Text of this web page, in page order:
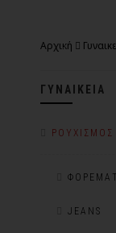
Αρχική
ΓΥΝΑΙΚΕΊΑ
ΡΟΥΧΙΣΜΌΣ
JEANS